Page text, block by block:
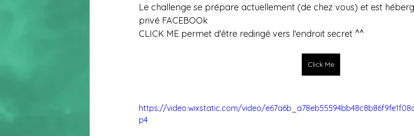
Le challenge se prépare actuellement (de chez vous) et est
privé FACEBOOk
CLICK ME permet d'être redirigé vers l'endroit secret ^^
Click Me
https://video.wixstatic.com/video/
p4